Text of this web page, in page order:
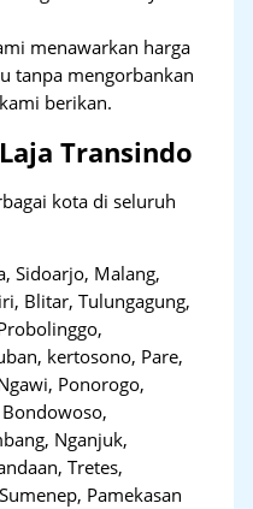
menawarkan harga
tanpa mengorbankan
berikan.
Transindo
kota di seluruh
Sidoarjo, Malang,
Blitar, Tulungagung,
kertosono, Pare,
Ponorogo,
Nganjuk,
Tretes,
Pamekasan